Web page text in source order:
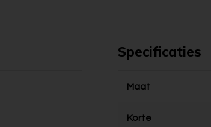
Specificaties
Maat
Korte